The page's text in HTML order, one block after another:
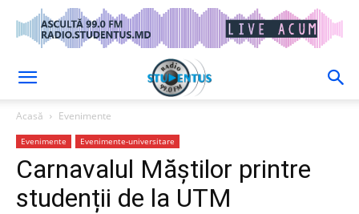
Acasă Evenimente
Evenimente Evenimente-universitare
Carnavalul Măștilor printre
studenții de la UTM